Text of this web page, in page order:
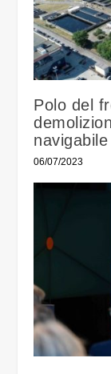
Polo del
navigabile
06/07/2023